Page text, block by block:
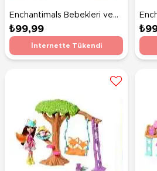
Enchantimals Bebekleri ve
Hayvan Arkadaşları Gillian
Giraffe ve Pawl FKY74
₺99,99
İnternette Tükendi